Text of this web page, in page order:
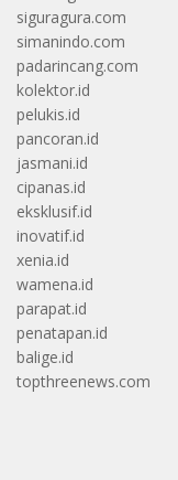
siguragura.com
simanindo.com
padarincang.com
kolektor.id
pelukis.id
pancoran.id
jasmani.id
cipanas.id
eksklusif.id
inovatif.id
xenia.id
wamena.id
parapat.id
penatapan.id
balige.id
topthreenews.com